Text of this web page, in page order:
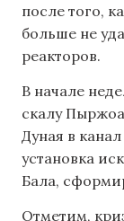
после того,
больше не
реакторов.
В начале
скалу
Дуная в
установка
Бала,
Отметим,